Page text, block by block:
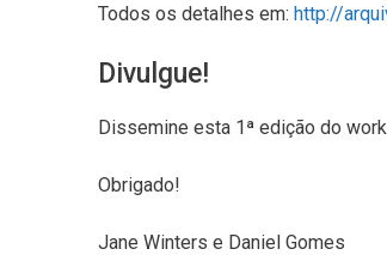
Todos os detalhes em: http://
Divulgue!
Dissemine esta 1ª edição do
Obrigado!
Jane Winters e Daniel Gomes